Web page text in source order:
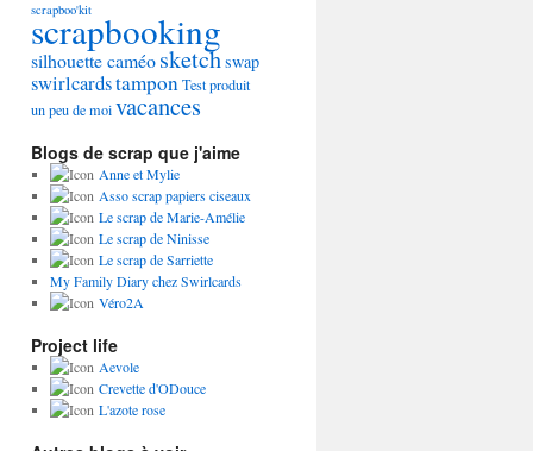
scrapboo'kit
scrapbooking
silhouette caméosketchswap
swirlcardstamponTest produit
un peu de moivacances
Blogs de scrap que j'aime
Anne et Mylie
Asso scrap papiers ciseaux
Le scrap de Marie-Amélie
Le scrap de Ninisse
Le scrap de Sarriette
My Family Diary chez Swirlcards
Véro2A
Project life
Aevole
Crevette d'ODouce
L'azote rose